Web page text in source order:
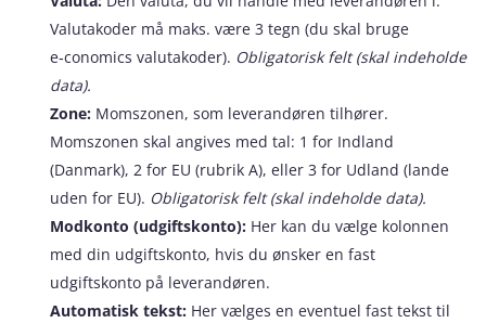
Valutakoder må maks. være 3 tegn (du skal bruge
e‑conomics valutakoder). Obligatorisk felt (skal indeholde
data).
Zone: Momszonen, som leverandøren tilhører.
Momszonen skal angives med tal: 1 for Indland
(Danmark), 2 for EU (rubrik A), eller 3 for Udland (lande
uden for EU). Obligatorisk felt (skal indeholde data).
Modkonto (udgiftskonto): Her kan du vælge kolonnen
med din udgiftskonto, hvis du ønsker en fast
udgiftskonto på leverandøren.
Automatisk tekst: Her vælges en eventuel fast tekst til